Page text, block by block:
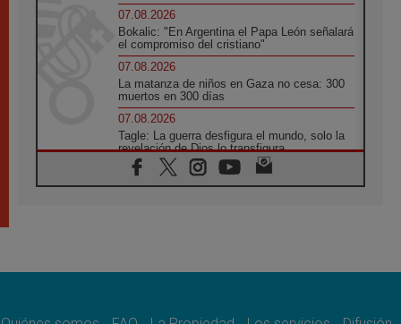
07.08.2026
Bokalic: "En Argentina el Papa León señalará
el compromiso del cristiano"
07.08.2026
La matanza de niños en Gaza no cesa: 300
muertos en 300 días
07.08.2026
Tagle: La guerra desfigura el mundo, solo la
revelación de Dios lo transfigura
07.08.2026
Presentada la Trienal de Arte de las
espacio público